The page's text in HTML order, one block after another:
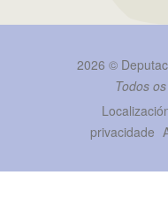
2026 ©
Todos
privacidade